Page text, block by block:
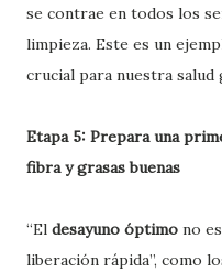
se contrae en todos los
limpieza. Este es un
crucial para nuestra salud
Etapa 5: Prepara una
fibra y grasas buenas
“El desayuno óptimo no
liberación rápida”, como